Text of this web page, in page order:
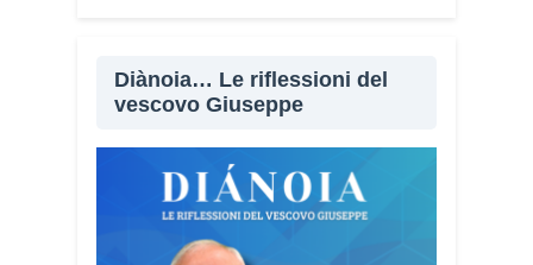
Diànoia… Le riflessioni del
vescovo Giuseppe